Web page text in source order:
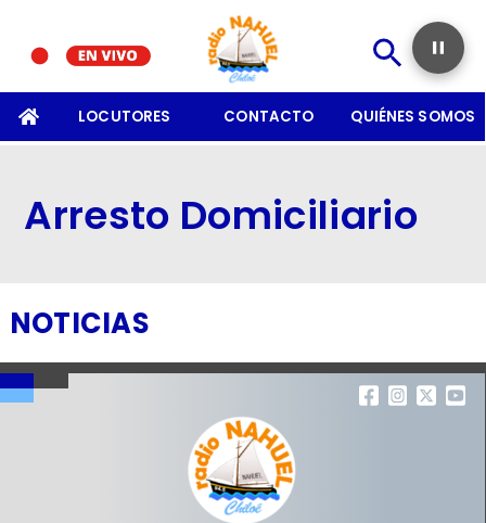
LOCUTORES CONTACTO QUIÉNES SOMOS
Arresto Domiciliario
NOTICIAS